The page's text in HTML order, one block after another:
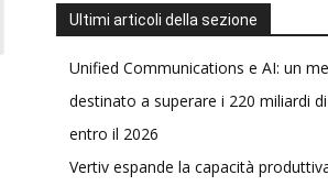
Ultimi articoli della sezione
Unified Communications e AI: un
destinato a superare i 220 miliardi
entro il 2026
Vertiv espande la capacità